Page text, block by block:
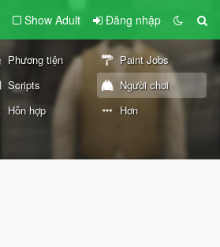
Show Adult Đăng nhập
Phương tiện
Paint Jobs
Scripts
Người chơi
Hỗn hợp Hơn